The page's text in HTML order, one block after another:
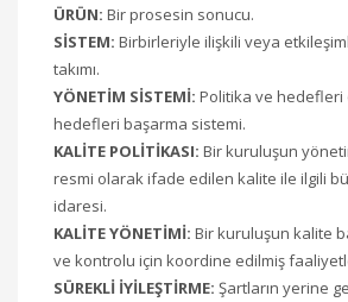
ÜRÜN: Bir prosesin sonucu.
SİSTEM: Birbirleriyle ilişkili veya
takımı.
YÖNETİM SİSTEMİ: Politika ve hedefleri
hedefleri başarma sistemi.
KALİTE POLİTİKASI: Bir kuruluşun
resmi olarak ifade edilen kalite ile ilgili
idaresi.
KALİTE YÖNETİMİ: Bir kuruluşun kalite
ve kontrolu için koordine edilmiş
SÜREKLİ İYİLEŞTİRME: Şartların yerine